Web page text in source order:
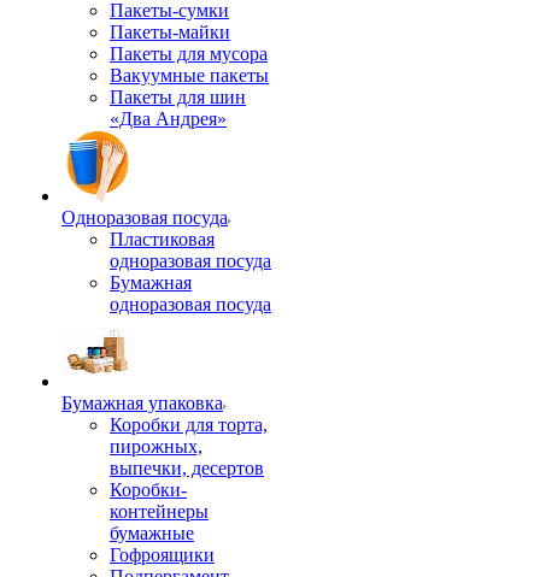
Пакеты-сумки
Пакеты-майки
Пакеты для мусора
Вакуумные пакеты
Пакеты для шин
«Два Андрея»
Одноразовая посуда
Пластиковая
одноразовая посуда
Бумажная
одноразовая посуда
Бумажная упаковка
Коробки для торта,
пирожных,
выпечки, десертов
Коробки-
контейнеры
бумажные
Гофроящики